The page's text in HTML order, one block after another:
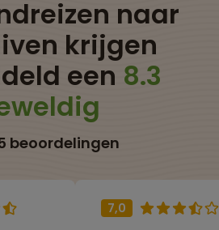
naar
krijgen
een 8.3
beoordelingen
7,0